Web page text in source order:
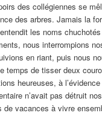
des collégiennes se
des arbres. Jamais la
les noms
nous interrompions
en riant, puis nous
temps de tisser deux
heureuses, à
n’avait pas détruit
de vacances à vivre